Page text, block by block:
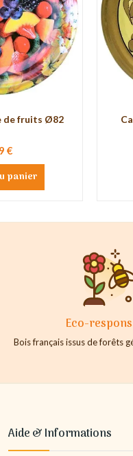
de fruits Ø82
€
panier
Eco-
Bois français issus de forêts
Aide & Informations